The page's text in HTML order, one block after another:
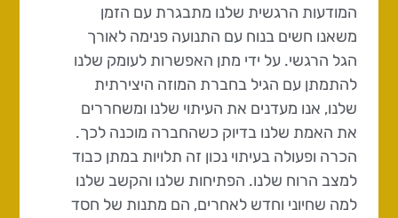
המודעות הרגשית שלנו מתבגרת עם הזמן
משאנו חשים בנוח עם התנועה פנימה לאורך
הגל הרגשי. על ידי מתן האפשרות לעומק שלנו
להתמתן עם הגיל בחברת המוזה היצירתית
שלנו, אנו מעדנים את העיתוי שלנו ומשחררים
את האמת שלנו בדיוק כשהחברה מוכנה לכך.
הכרה ופעולה בעיתוי נכון זה תלויות במתן כבוד
למצב הרוח שלנו. הפתיחות שלנו והקשב שלנו
למה שחיוני וחדש לאחרים, הם מתנות של חסד